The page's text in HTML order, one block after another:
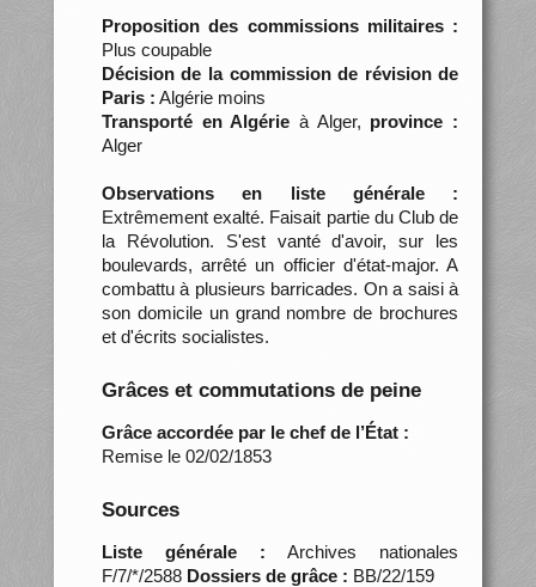
Proposition des commissions militaires :
Plus coupable
Décision de la commission de révision de
Paris : Algérie moins
Transporté en Algérie à Alger, province :
Alger
Observations en liste générale :
Extrêmement exalté. Faisait partie du Club de
la Révolution. S'est vanté d'avoir, sur les
boulevards, arrêté un officier d'état-major. A
combattu à plusieurs barricades. On a saisi à
son domicile un grand nombre de brochures
et d'écrits socialistes.
Grâces et commutations de peine
Grâce accordée par le chef de l’État :
Remise le 02/02/1853
Sources
Liste générale : Archives nationales
F/7/*/2588 Dossiers de grâce : BB/22/159